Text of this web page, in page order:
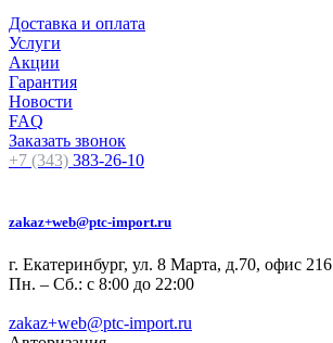
Доставка и оплата
Услуги
Акции
Гарантия
Новости
FAQ
Заказать звонок
+7 (343) 383-26-10
zakaz+web@ptc-import.ru
г. Екатеринбург, ул. 8 Марта, д.70, офис 216
Пн. – Сб.: с 8:00 до 22:00
zakaz+web@ptc-import.ru